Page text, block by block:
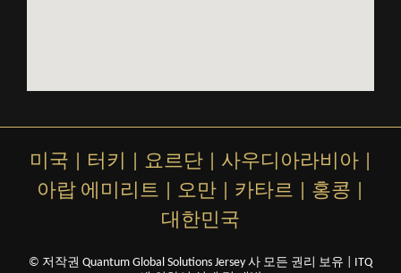
미국 터키 요르단| 사우디아라비아|
아랍 에미리트
오만 카타르 홍콩
대한민국
© 저작권 Quantum Global Solutions Jersey 사 모든 권리 보유 | ITQ